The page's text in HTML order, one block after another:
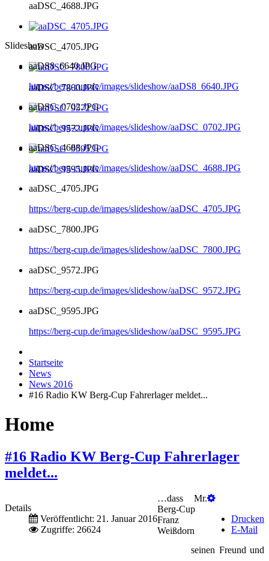
aaDSC_4688.JPG
aaDSC_4705.JPG
aaDSC_7800.JPG
aaDSC_9572.JPG
aaDSC_9595.JPG
Slideshow
aaDS8_6640.JPG
https://berg-cup.de/images/slideshow/aaDS8_6640.JPG
aaDSC_0702.JPG
https://berg-cup.de/images/slideshow/aaDSC_0702.JPG
aaDSC_4688.JPG
https://berg-cup.de/images/slideshow/aaDSC_4688.JPG
aaDSC_4705.JPG
https://berg-cup.de/images/slideshow/aaDSC_4705.JPG
aaDSC_7800.JPG
https://berg-cup.de/images/slideshow/aaDSC_7800.JPG
aaDSC_9572.JPG
https://berg-cup.de/images/slideshow/aaDSC_9572.JPG
aaDSC_9595.JPG
https://berg-cup.de/images/slideshow/aaDSC_9595.JPG
Startseite
News
News 2016
#16 Radio KW Berg-Cup Fahrerlager meldet...
Home
#16 Radio KW Berg-Cup Fahrerlager
meldet...
Details
Veröffentlicht: 21. Januar 2016
Zugriffe: 26624
Drucken
E-Mail
…dass Mr.
Berg-Cup
Franz
Weißdorn
seinen Freund und